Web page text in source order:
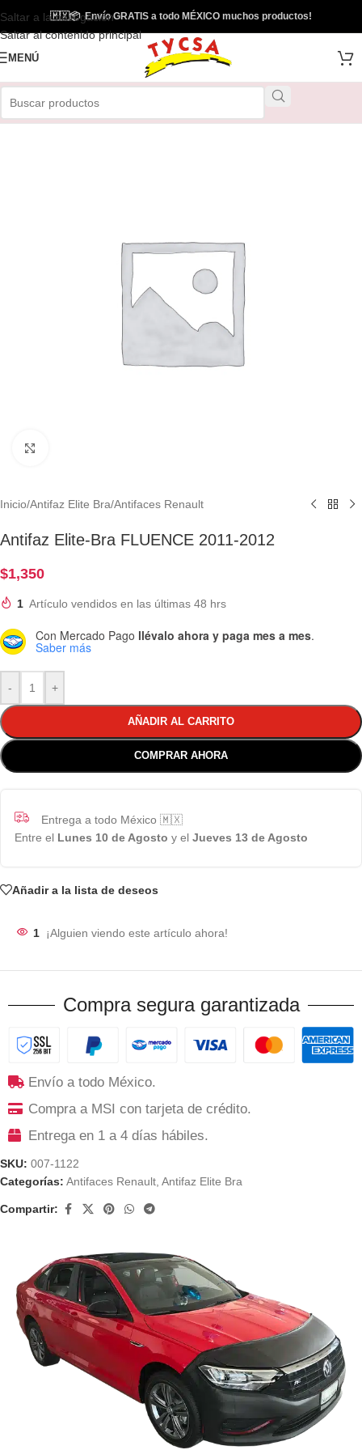
Saltar a la navegación
Saltar al contenido principal
🇲🇽📦Envío GRATIS a todo MÉXICO muchos productos!
MENÚ
Inicio/Antifaz Elite Bra/Antifaces Renault
Antifaz Elite-Bra FLUENCE 2011-2012
$1,350
1 Artículo vendidos en las últimas 48 hrs
Con Mercado Pago llévalo ahora y paga mes a mes.
Saber más
- +
AÑADIR AL CARRITO
COMPRAR AHORA
Entrega a todo México 🇲🇽
Entre el Lunes 10 de Agosto y el Jueves 13 de Agosto
Añadir a la lista de deseos
1 ¡Alguien viendo este artículo ahora!
Compra segura garantizada
Envío a todo México.
Compra a MSI con tarjeta de crédito.
Entrega en 1 a 4 días hábiles.
SKU: 007-1122
Categorías: Antifaces Renault Antifaz Elite Bra
Compartir: